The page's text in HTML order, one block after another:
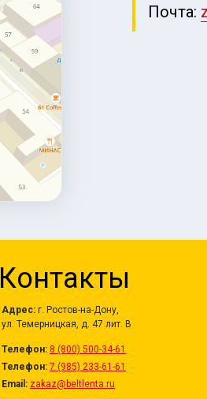
Почта:
Контакты
Адрес: г. Ростов-на-Дону,
ул. Темерницкая, д. 47 лит. В
Телефон: 8 (800) 500-34-61
Email: zakaz@beltlenta.ru
Телефон: 7 (985) 233-61-61